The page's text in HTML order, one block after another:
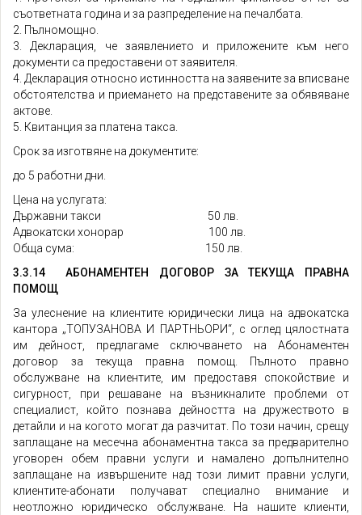
съответната година и за разпределение на печалбата.
2. Пълномощно.
3. Декларация, че заявлението и приложените към него
документи са предоставени от заявителя.
4. Декларация относно истинността на заявените за вписване
обстоятелства и приемането на представените за обявяване
актове.
5. Квитанция за платена такса.
Срок за изготвяне на документите:
до 5 работни дни.
Цена на услугата:
Държавни такси 50 лв.
Адвокатски хонорар 100 лв.
Обща сума: 150 лв.
3.3.14 АБОНАМЕНТЕН ДОГОВОР ЗА ТЕКУЩА ПРАВНА
ПОМОЩ
За улеснение на клиентите юридически лица на адвокатска
кантора „ТОПУЗАНОВА И ПАРТНЬОРИ“, с оглед цялостната
им дейност, предлагаме сключването на Абонаментен
договор за текуща правна помощ. Пълното правно
обслужване на клиентите, им предоставя спокойствие и
сигурност, при решаване на възникналите проблеми от
специалист, който познава дейността на дружеството в
детайли и на когото могат да разчитат. По този начин, срещу
заплащане на месечна абонаментна такса за предварително
уговорен обем правни услуги и намалено допълнително
заплащане на извършените над този лимит правни услуги,
клиентите-абонати получават специално внимание и
неотложно юридическо обслужване. На нашите клиенти,